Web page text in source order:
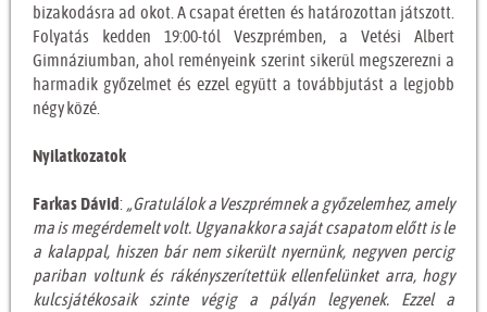
bizakodásra ad okot. A csapat éretten és határozottan játszott.
Folyatás kedden 19:00-tól Veszprémben, a Vetési Albert
Gimnáziumban, ahol reményeink szerint sikerül megszerezni a
harmadik győzelmet és ezzel együtt a továbbjutást a legjobb
négy közé.
Nyilatkozatok
Farkas Dávid: „Gratulálok a Veszprémnek a győzelemhez, amely
ma is megérdemelt volt. Ugyanakkor a saját csapatom előtt is le
a kalappal, hiszen bár nem sikerült nyernünk, negyven percig
pariban voltunk és rákényszerítettük ellenfelünket arra, hogy
kulcsjátékosaik szinte végig a pályán legyenek. Ezzel a